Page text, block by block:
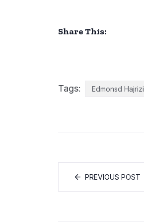
Share This:
Tags: Edmonsd Hajrizi
PREVIOUS POST